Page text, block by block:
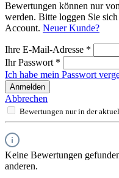
Bewertungen können nur
werden. Bitte loggen Sie
Account. Neuer Kunde?
Ihre E-Mail-Adresse *
Ihr Passwort *
Ich habe mein Passwort
Anmelden
Abbrechen
Bewertungen nur in der
Keine Bewertungen
anderen.